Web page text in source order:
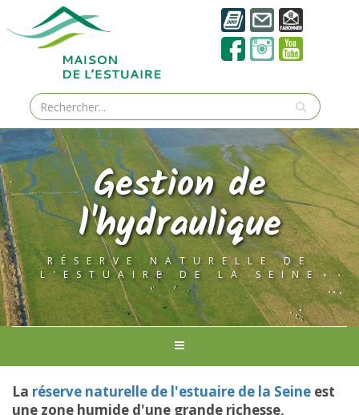
Gestion de
l'hydraulique
RÉSERVE NATURELLE DE
L'ESTUAIRE DE LA SEINE
La réserve naturelle de l'estuaire de la Seine est
une zone humide d'une grande richesse,